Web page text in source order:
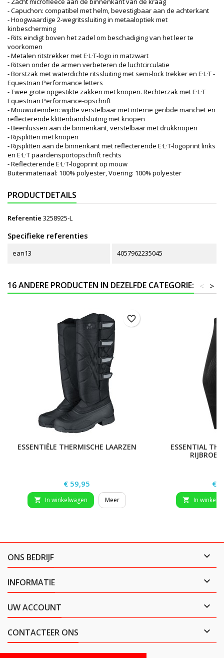
- Capuchon: compatibel met helm, bevestigbaar aan de achterkant
- Hoogwaardige 2-wegritssluiting in metaaloptiek met
kinbescherming
- Rits eindigt boven het zadel om beschadiging van het leer te
voorkomen
- Metalen ritstrekker met E·L·T-logo in matzwart
- Ritsen onder de armen verbeteren de luchtcirculatie
- Borstzak met waterdichte ritssluiting met semi-lock trekker en E·L·T -
Equestrian Performance letters
- Twee grote opgestikte zakken met knopen. Rechterzak met E·L·T
Equestrian Performance-opschrift
- Mouwuiteinden: wijdte verstelbaar met interne geribde manchet en
reflecterende klittenbandsluiting met knopen
- Beenlussen aan de binnenkant, verstelbaar met drukknopen
- Rijsplitten met knopen
- Rijsplitten aan de binnenkant met reflecterende E·L·T-logoprint links
en E·L·T paardensportopschrift rechts
- Reflecterende E·L·T-logoprint op mouw
Buitenmateriaal: 100% polyester, Voering: 100% polyester
PRODUCTDETAILS
Referentie 3258925-L
Specifieke referenties
ean13 4057962235045
16 ANDERE PRODUCTEN IN DEZELFDE CATEGORIE: >
<
ESSENTIËLE THERMISCHE LAARZEN
Prijs
€ 59,95
 In winkelwagen Meer
favorite_border
ESSENTIAL
€
 In
ONS BEDRIJF 
INFORMATIE 
UW ACCOUNT 
CONTACTEER ONS 